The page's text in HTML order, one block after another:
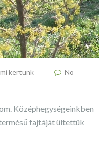
kertünk
No
Középhegységeinkben
fajtáját ültettük